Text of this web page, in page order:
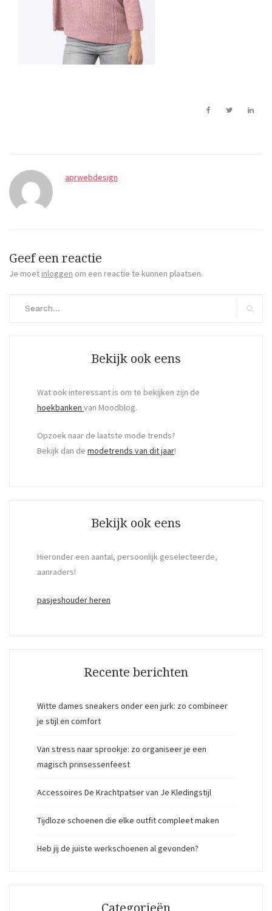
aprwebdesign
Geef een reactie
Je moet inloggen om een reactie te kunnen plaatsen.
Bekijk ook eens
Wat ook interessant is om te bekijken zijn de
hoekbanken van Moodblog.
Opzoek naar de laatste mode trends?
Bekijk dan de modetrends van dit jaar!
Bekijk ook eens
Hieronder een aantal, persoonlijk geselecteerde,
aanraders!
pasjeshouder heren
Recente berichten
Witte dames sneakers onder een jurk: zo combineer
je stijl en comfort
Van stress naar sprookje: zo organiseer je een
magisch prinsessenfeest
Accessoires De Krachtpatser van Je Kledingstijl
Tijdloze schoenen die elke outfit compleet maken
Heb jij de juiste werkschoenen al gevonden?